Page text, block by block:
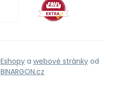
Eshopy a webové stránky od
BINARGON.cz